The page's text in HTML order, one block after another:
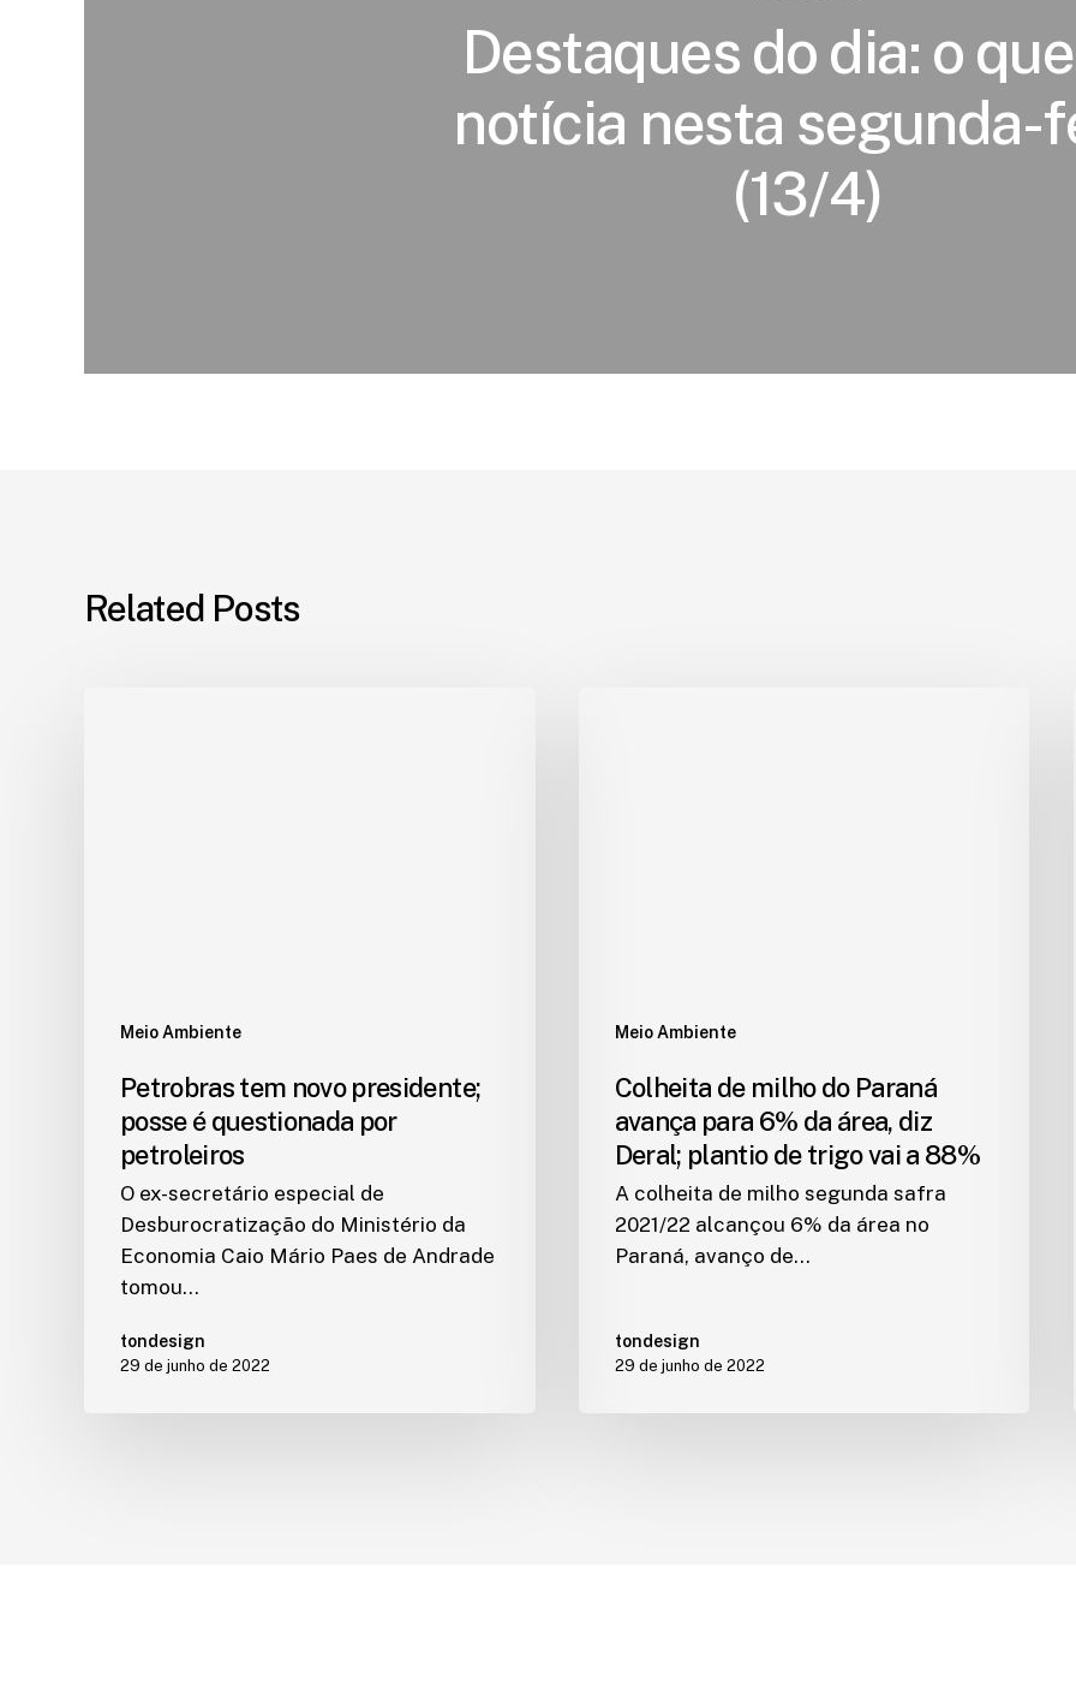
Destaques do dia: o
notícia nesta segunda-
(13/4)
Related Posts
Meio Ambiente
Petrobras tem novo presidente;
posse é questionada por
petroleiros
O ex-secretário especial de
Desburocratização do Ministério da
Economia Caio Mário Paes de Andrade
tomou…
tondesign
29 de junho de 2022
Meio Ambiente
Colheita de milho do Paraná
avança para 6% da área, diz
Deral; plantio de trigo vai a 88%
A colheita de milho segunda safra
2021/22 alcançou 6% da área no
Paraná, avanço de…
tondesign
29 de junho de 2022